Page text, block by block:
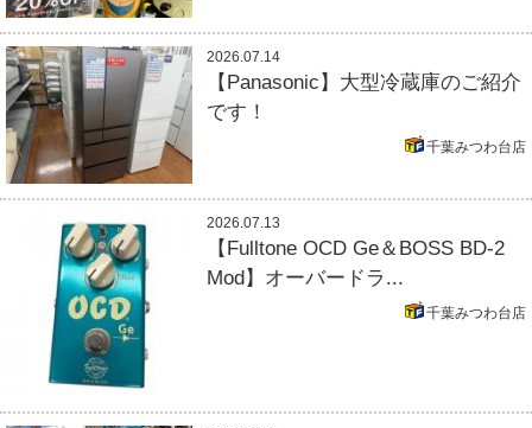
2026.07.14
【Panasonic】大型冷蔵庫のご紹介
です！
千葉みつわ台店
2026.07.13
【Fulltone OCD Ge＆BOSS BD-2
Mod】オーバードラ...
千葉みつわ台店